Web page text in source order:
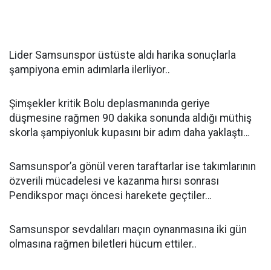
Lider Samsunspor üstüste aldı harika sonuçlarla
şampiyona emin adımlarla ilerliyor..
Şimşekler kritik Bolu deplasmanında geriye
düşmesine rağmen 90 dakika sonunda aldığı müthiş
skorla şampiyonluk kupasını bir adım daha yaklaştı…
Samsunspor’a gönül veren taraftarlar ise takımlarının
özverili mücadelesi ve kazanma hırsı sonrası
Pendikspor maçı öncesi harekete geçtiler…
Samsunspor sevdalıları maçın oynanmasına iki gün
olmasına rağmen biletleri hücum ettiler..